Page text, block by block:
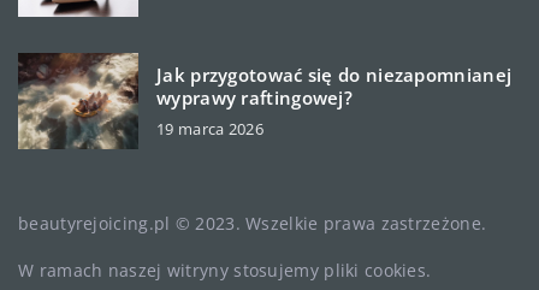
Jak przygotować się do niezapomnianej
wyprawy raftingowej?
19 marca 2026
beautyrejoicing.pl © 2023. Wszelkie prawa zastrzeżone.
W ramach naszej witryny stosujemy pliki cookies.